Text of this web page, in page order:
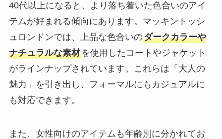
40代以上になると、より落ち着いた色合いのアイ
テムが好まれる傾向にあります。マッキントッシ
ュロンドンでは、上品な色合いのダークカラーや
ナチュラルな素材を使用したコートやジャケット
がラインナップされています。これらは「大人の
魅力」を引き出し、フォーマルにもカジュアルに
も対応できます。
また、女性向けのアイテムも年齢別に分かれてお